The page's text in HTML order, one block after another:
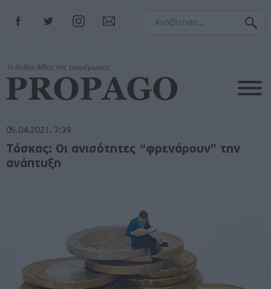
Instagram
05.04.2021, 7:39
Τόσκας: Οι ανισότητες “φρενάρουν” την
ανάπτυξη